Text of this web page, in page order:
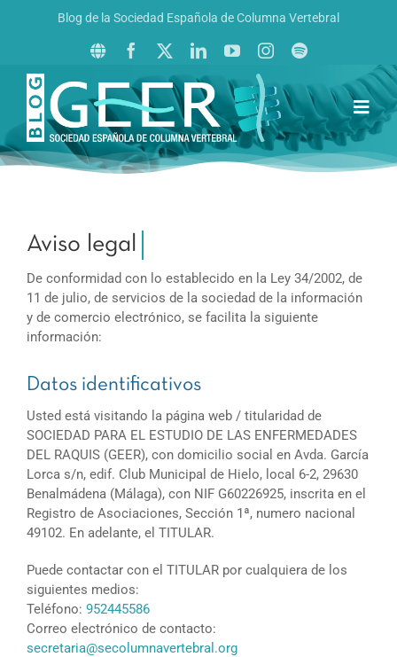
Blog de la Sociedad Española de Columna Vertebral
Inicio
Revista La Columna al Día
Reto al Raquis
De conformidad con lo establecido en la Ley 34/2002, de
11 de julio, de servicios de la sociedad de la información
y de comercio electrónico, se facilita la siguiente
información:
Datos identificativos
Usted está visitando la página web / titularidad de
SOCIEDAD PARA EL ESTUDIO DE LAS ENFERMEDADES
DEL RAQUIS (GEER), con domicilio social en Avda. García
Lorca s/n, edif. Club Municipal de Hielo, local 6-2, 29630
Benalmádena (Málaga), con NIF G60226925, inscrita en el
Registro de Asociaciones, Sección 1ª, numero nacional
49102. En adelante, el TITULAR.
Puede contactar con el TITULAR por cualquiera de los
siguientes medios:
Teléfono: 952445586
Correo electrónico de contacto:
secretaria@secolumnavertebral.org